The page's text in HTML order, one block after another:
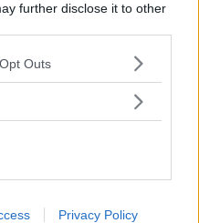
further disclose it to other
uses one or more Google
You may click to
purposes in below Google
Outs
Privacy Policy
RAV4
och Mazda CX-5.